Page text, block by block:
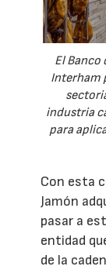
El Banco
Interham
industria
para
Con esta
Jamón
pasar a
entidad
de la